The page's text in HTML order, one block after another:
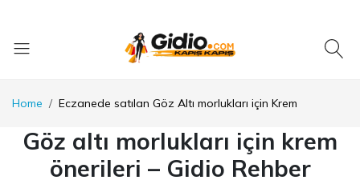
Home Eczanede satılan Göz Altı morlukları için Krem
Göz altı morlukları için krem
önerileri – Gidio Rehber